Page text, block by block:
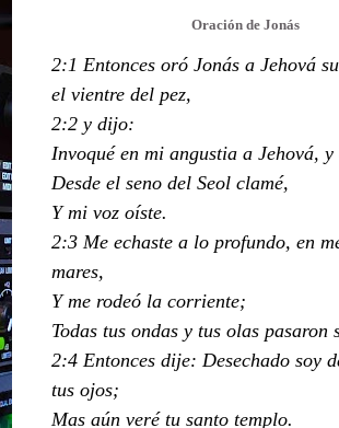
Oración de Jonás
2:1 Entonces oró Jonás a Jehová
el vientre del pez,
2:2 y dijo:
Invoqué en mi angustia a Jehová,
Desde el seno del Seol clamé,
Y mi voz oíste.
2:3 Me echaste a lo profundo, en
mares,
Y me rodeó la corriente;
Todas tus ondas y tus olas pasaron
2:4 Entonces dije: Desechado soy
tus ojos;
Mas aún veré tu santo templo.